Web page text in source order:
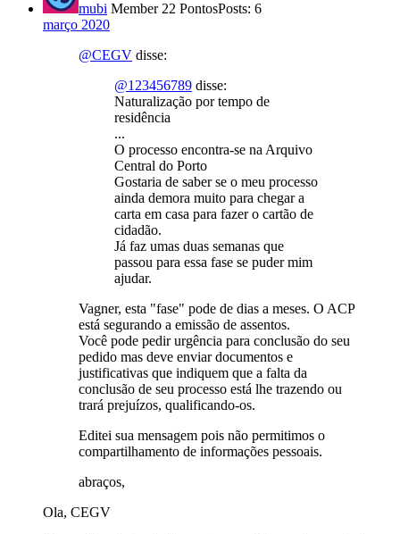
mubi Member 22 PontosPosts: 6
março 2020
@CEGV disse:
@123456789 disse:
Naturalização por tempo de
residência
...
O processo encontra-se na Arquivo
Central do Porto
Gostaria de saber se o meu processo
ainda demora muito para chegar a
carta em casa para fazer o cartão de
cidadão.
Já faz umas duas semanas que
passou para essa fase se puder mim
ajudar.
Vagner, esta "fase" pode de dias a meses. O ACP
está segurando a emissão de assentos.
Você pode pedir urgência para conclusão do seu
pedido mas deve enviar documentos e
justificativas que indiquem que a falta da
conclusão de seu processo está lhe trazendo ou
trará prejuízos, qualificando-os.
Editei sua mensagem pois não permitimos o
compartilhamento de informações pessoais.
abraços,
Ola, CEGV